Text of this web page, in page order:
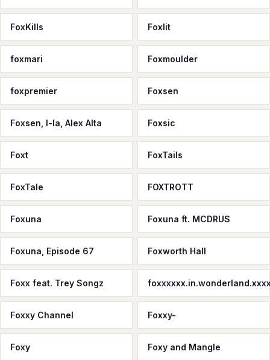
FoxKills Foxlit
foxmari Foxmoulder
foxpremier Foxsen
Foxsen, I-la, Alex Alta Foxsic
Foxt FoxTails
FoxTale FOXTROTT
Foxuna Foxuna ft. MCDRUS
Foxuna, Episode 67 Foxworth Hall
Foxx feat. Trey Songz
Foxxy Channel Foxxy-
Foxy Foxy and Mangle